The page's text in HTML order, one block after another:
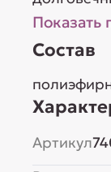
Показать
Состав
Артикул